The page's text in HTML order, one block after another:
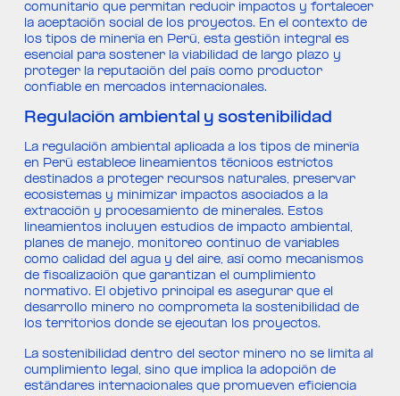
comunitario que permitan reducir impactos y fortalecer
la aceptación social de los proyectos. En el contexto de
los tipos de minería en Perú, esta gestión integral es
esencial para sostener la viabilidad de largo plazo y
proteger la reputación del país como productor
confiable en mercados internacionales.
Regulación ambiental y sostenibilidad
La regulación ambiental aplicada a los tipos de minería
en Perú establece lineamientos técnicos estrictos
destinados a proteger recursos naturales, preservar
ecosistemas y minimizar impactos asociados a la
extracción y procesamiento de minerales. Estos
lineamientos incluyen estudios de impacto ambiental,
planes de manejo, monitoreo continuo de variables
como calidad del agua y del aire, así como mecanismos
de fiscalización que garantizan el cumplimiento
normativo. El objetivo principal es asegurar que el
desarrollo minero no comprometa la sostenibilidad de
los territorios donde se ejecutan los proyectos.
La sostenibilidad dentro del sector minero no se limita al
cumplimiento legal, sino que implica la adopción de
estándares internacionales que promueven eficiencia